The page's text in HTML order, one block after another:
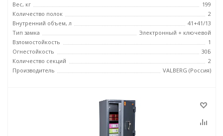
Вес, кг
199
Количество полок
2
Внутренний объем, л
41+41/13
Тип замка
Электронный + ключевой
Взломостойкость
1
Огнестойкость
30Б
Количество секций
2
Производитель
VALBERG (Россия)